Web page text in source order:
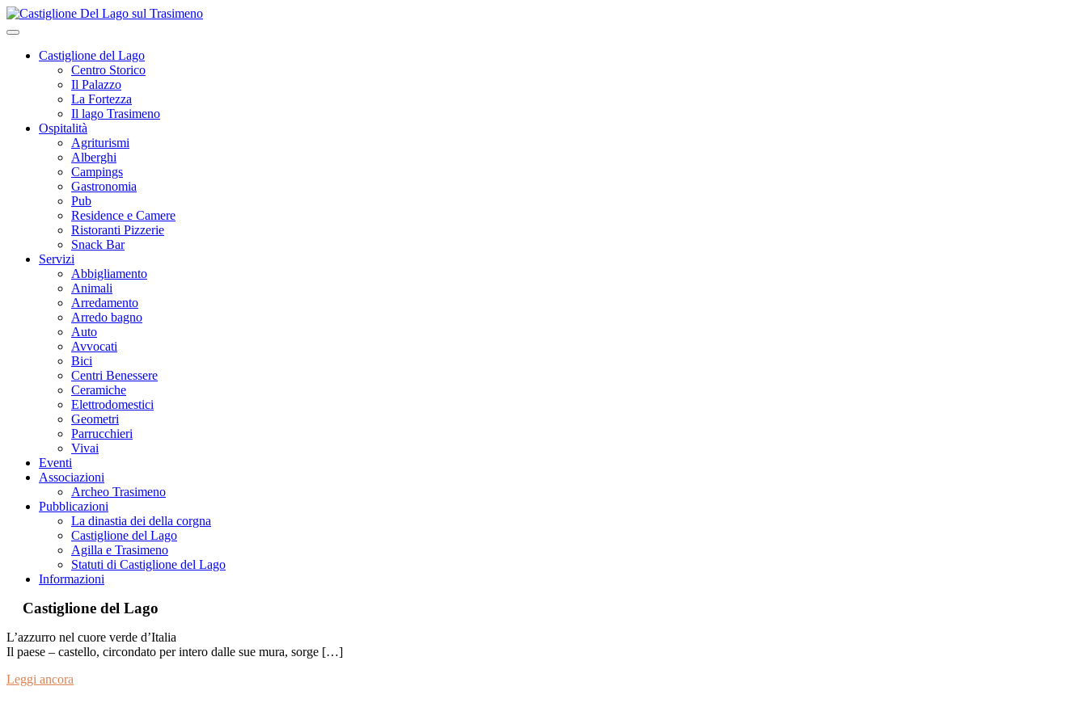
Castiglione del Lago
Centro Storico
Il Palazzo
La Fortezza
Il lago Trasimeno
Ospitalità
Agriturismi
Alberghi
Campings
Gastronomia
Pub
Residence e Camere
Ristoranti Pizzerie
Snack Bar
Servizi
Abbigliamento
Animali
Arredamento
Arredo bagno
Auto
Avvocati
Bici
Centri Benessere
Ceramiche
Elettrodomestici
Geometri
Parrucchieri
Vivai
Eventi
Associazioni
Archeo Trasimeno
Pubblicazioni
La dinastia dei della corgna
Castiglione del Lago
Agilla e Trasimeno
Statuti di Castiglione del Lago
Informazioni
Castiglione del Lago
L’azzurro nel cuore verde d’Italia
Il paese – castello, circondato per intero dalle sue mura, sorge […]
Leggi ancora